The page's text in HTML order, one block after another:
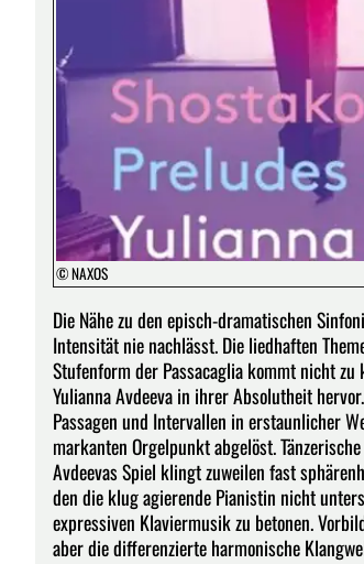
© NAXOS
Die Nähe zu den episch-dramatischen
Intensität nie nachlässt. Die liedhaften
Stufenform der Passacaglia kommt nicht
Yulianna Avdeeva in ihrer Absolutheit
Passagen und Intervallen in erstaunlicher
markanten Orgelpunkt abgelöst.
Avdeevas Spiel klingt zuweilen fast
den die klug agierende Pianistin nicht
expressiven Klaviermusik zu betonen.
aber die differenzierte harmonische